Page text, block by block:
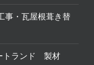
事・瓦屋根葺き替
トランド 製材